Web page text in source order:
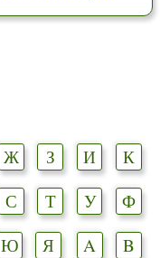
Ж З И
К
С Т У
Ф
Ю Я A
B